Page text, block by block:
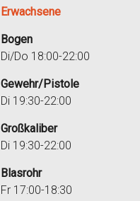
Erwachsene
Bogen
Di/Do 18:00-22:00
Gewehr/Pistole
Di 19:30-22:00
Großkaliber
Di 19:30-22:00
Blasrohr
Fr 17:00-18:30